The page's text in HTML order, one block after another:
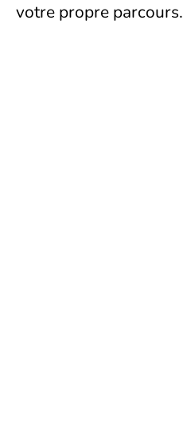
votre propre parcours.